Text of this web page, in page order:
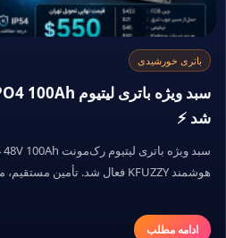
باتری خورشیدی
شد ⚡
هوشمند KFUZZY فعال شد. تأمین مستقیم، مسیر…
ادامه مطلب